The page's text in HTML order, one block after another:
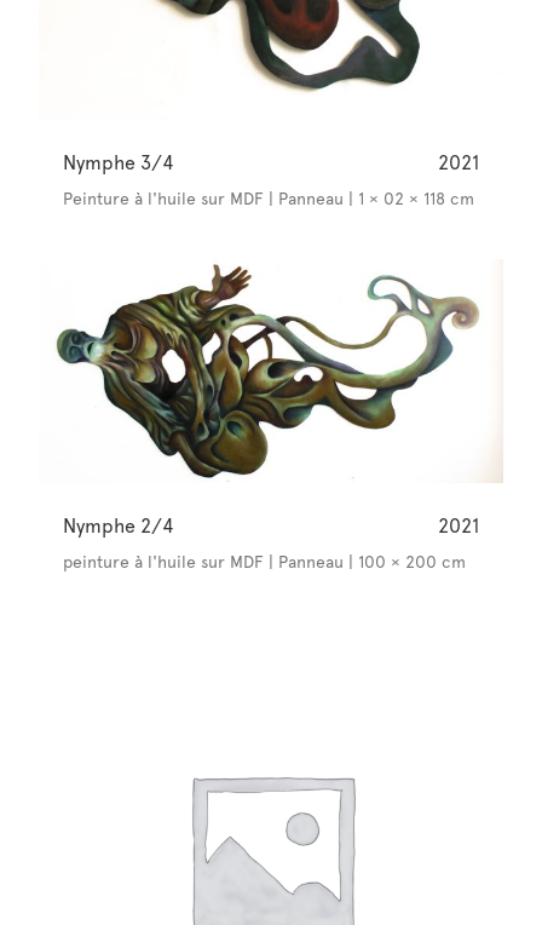
Nymphe 3/4 2021
Peinture à l'huile sur MDF | Panneau | 1 × 02 × 118 cm
Nymphe 2/4 2021
peinture à l'huile sur MDF | Panneau | 100 × 200 cm